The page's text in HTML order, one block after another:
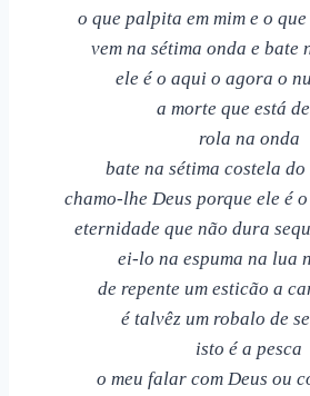
o que palpita em mim e o
vem na sétima onda e bate
ele é o aqui o agora o
a morte que está
rola na onda
bate na sétima costela
chamo-lhe Deus porque ele é
eternidade que não dura
ei-lo na espuma na lua
de repente um esticão a
é talvêz um robalo de
isto é a pesca
o meu falar com Deus ou